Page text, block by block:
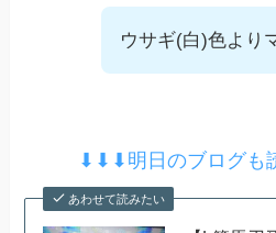
ウサギ(白)色より
⬇︎⬇︎⬇︎明日のブログも
あわせて読みたい